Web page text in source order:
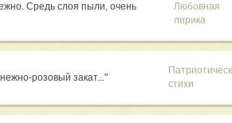
Средь слоя пыли, очень
Любовная
лирика
розовый закат..."
стихи